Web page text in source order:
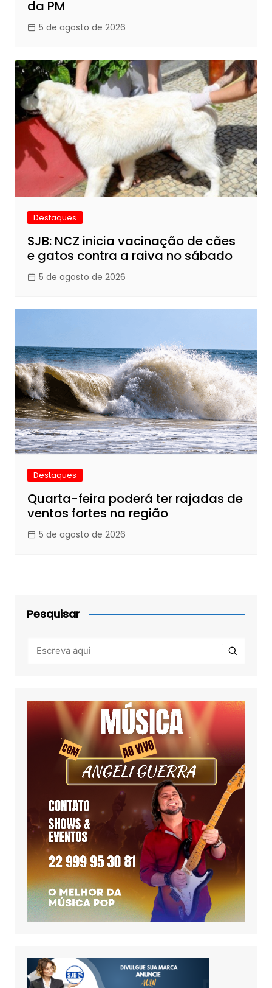
da PM
5 de agosto de 2026
Destaques
SJB: NCZ inicia vacinação de cães
e gatos contra a raiva no sábado
5 de agosto de 2026
Destaques
Quarta-feira poderá ter rajadas de
ventos fortes na região
5 de agosto de 2026
Pesquisar